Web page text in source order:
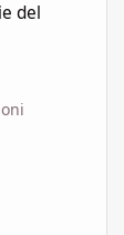
del